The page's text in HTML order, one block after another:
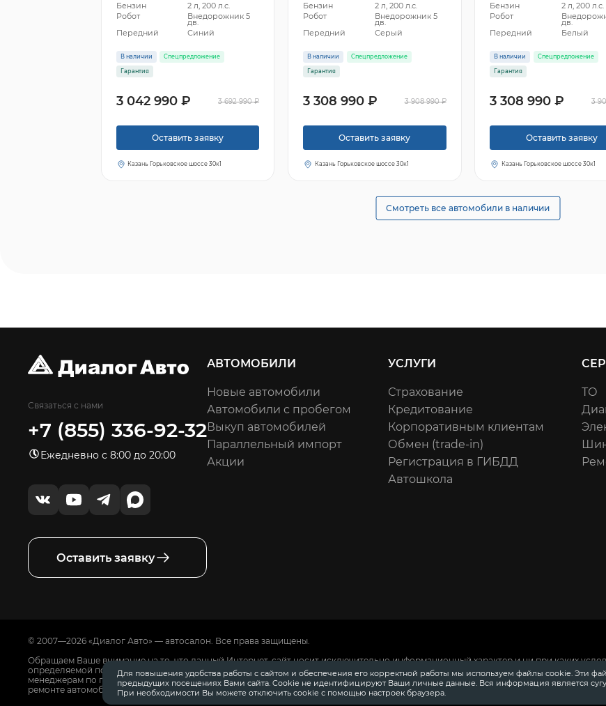
Бензин
2 л, 200 л.с.
Робот
Внедорожник 5
дв.
Передний
Синий
В наличии Спецпредложение
Гарантия
3 042 990 ₽ 3 692 990 ₽
Оставить заявку
Казань Горьковское шоссе 30к1
Бензин
2 л, 200 л.с.
Робот
Внедорожник 5
дв.
Передний
Серый
В наличии Спецпредложение
Гарантия
3 308 990 ₽ 3 908 990 ₽
Оставить заявку
Казань Горьковское шоссе 30к1
Бензин
2 л, 200 л.с.
Робот
дв.
Передний
Белый
В наличии Спецпредложение
Гарантия
3 308 990 ₽ 3
Оставить заявку
Казань Горьковское шоссе 30к1
Смотреть все автомобили в наличии
Связаться с нами
+7 (855) 336-92-32
Ежедневно с 8:00 до 20:00
Оставить заявку
АВТОМОБИЛИ
Новые автомобили
Автомобили с пробегом
Выкуп автомобилей
Параллельный импорт
Акции
УСЛУГИ
Страхование
Кредитование
Корпоративным клиентам
Обмен (trade-in)
Регистрация в ГИБДД
Автошкола
ТО
© 2007—2026 «Диалог Авто» — автосалон. Все права защищены.
Обращаем Ваше внимание на то, что данный Интернет-сайт носит исключительно информационный характер и ни при каких
определяемой положениями Статьи 437 Гражданского Кодекса Российской Федерации.Для получения подробной информации
менеджерам по продажам автосалонов Диалог Авто. Для получения информации о приобретении автомобилей в кредит,
ремонте автомобилей, запасных частях, дополнительном оборудовании, аксессуарах также обращайтесь к специалистам
Для повышения удобства работы с сайтом и обеспечения его корректной работы мы используем файлы cookie. Эти
предыдущих посещениях Вами сайта. Cookie не идентифицируют Ваши личные данные. Вся информация является
При необходимости Вы можете отключить cookie с помощью настроек браузера.